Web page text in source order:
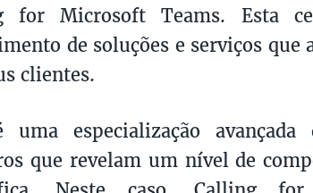
for Microsoft Teams. Esta
de soluções e serviços
clientes.
uma especialização
que revelam um nível de